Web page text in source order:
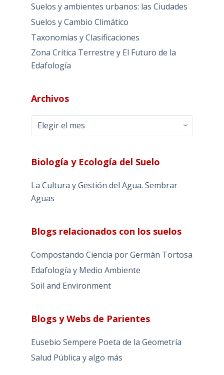
Suelos y ambientes urbanos: las Ciudades
Suelos y Cambio Climático
Taxonomías y Clasificaciones
Zona Crítica Terrestre y El Futuro de la
Edafología
Archivos
Archivos
Biología y Ecología del Suelo
La Cultura y Gestión del Agua. Sembrar
Aguas
Blogs relacionados con los suelos
Compostando Ciencia por Germán Tortosa
Edafología y Medio Ambiente
Soil and Environment
Blogs y Webs de Parientes
Eusebio Sempere Poeta de la Geometría
Salud Pública y algo más